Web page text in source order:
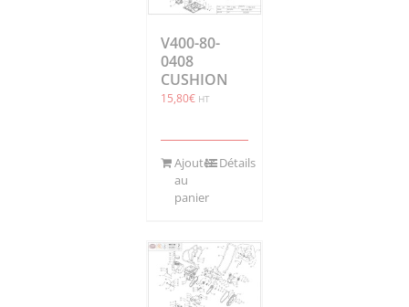
V400-80-
0408
CUSHION
15,80€ HT
Ajouter
au
panier
Détails